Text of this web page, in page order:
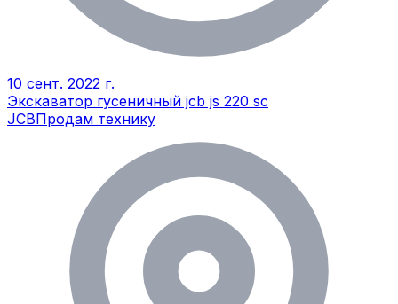
10 сент. 2022 г.
Экскаватор гусеничный jcb js 220 sc
JCBПродам технику